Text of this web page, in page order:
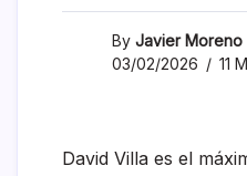
By Javier Moreno
03/02/2026
11
David Villa es el